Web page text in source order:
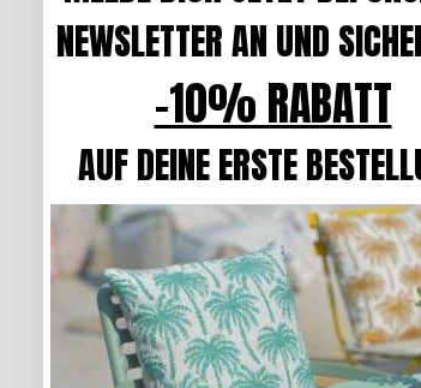
NEWSLETTER AN UND
-10% RABATT
AUF DEINE ERSTE